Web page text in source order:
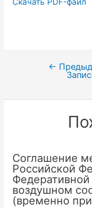
Навигация
записям
←
Соглашение
Российской
воздушном
(временно